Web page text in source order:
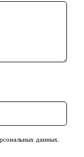
данных.